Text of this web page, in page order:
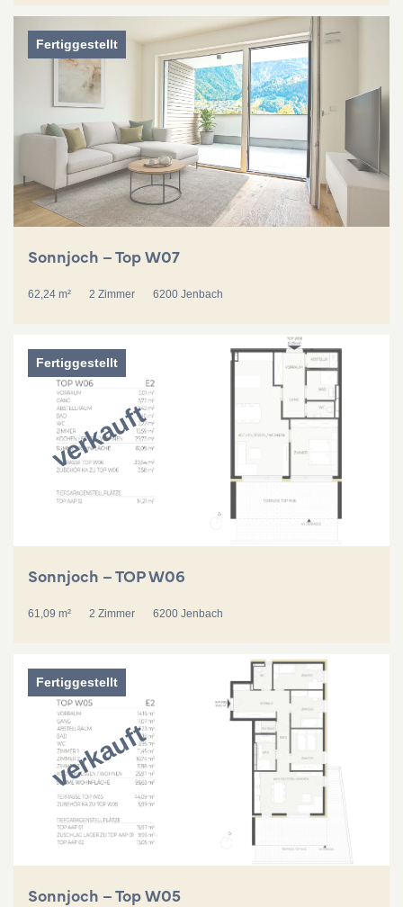
Fertiggestellt
Sonnjoch – Top W07
62,24 m² 2 Zimmer 6200 Jenbach
Fertiggestellt
verkauft
Sonnjoch – TOP W06
61,09 m² 2 Zimmer 6200 Jenbach
Fertiggestellt
verkauft
Sonnjoch – Top W05